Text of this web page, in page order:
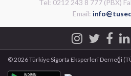
Tel: 0212 243 8 777 (PBX)
Email:
© 2026 Türkiye Sigorta Eksperleri Derneği